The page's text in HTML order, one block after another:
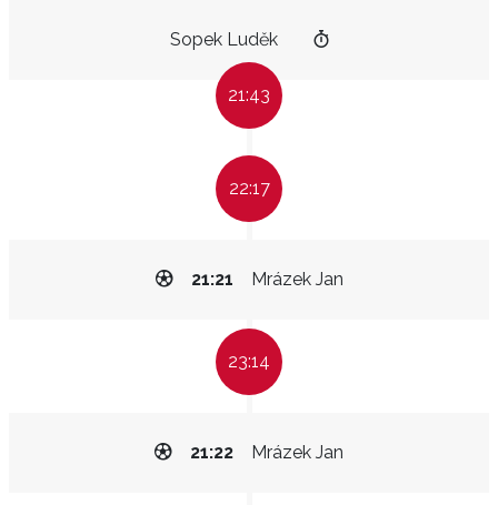
Sopek Luděk
21:43
22:17
Mrázek Jan
21:21
23:14
Mrázek Jan
21:22